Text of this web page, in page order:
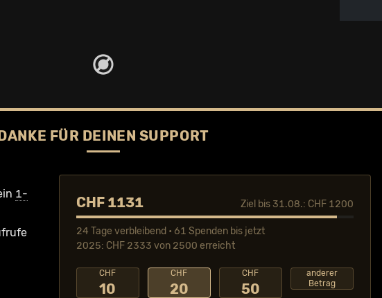
FÜR DEINEN SUPPORT
1-
CHF 1131 Ziel bis 31.08.: CHF 1200
24 Tage verbleibend • 61 Spenden bis jetzt
2025: CHF 2333 von 2500 erreicht
CHF
10
CHF
20
CHF
50
anderer
Betrag